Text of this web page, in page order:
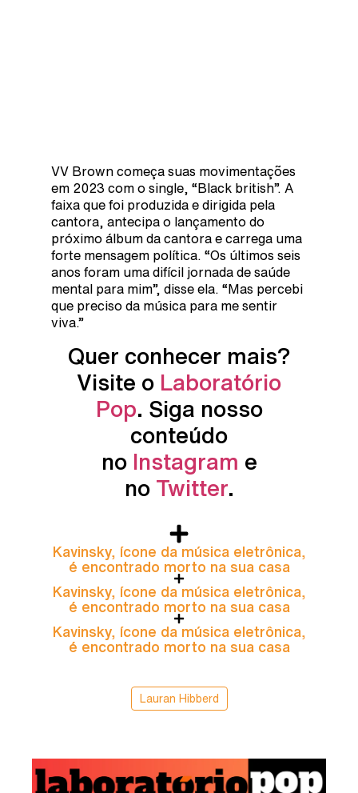
VV Brown começa suas movimentações
em 2023 com o single, “Black british”. A
faixa que foi produzida e dirigida pela
cantora, antecipa o lançamento do
próximo álbum da cantora e carrega uma
forte mensagem política. “Os últimos seis
anos foram uma difícil jornada de saúde
mental para mim”, disse ela. “Mas percebi
que preciso da música para me sentir
viva.”
Quer conhecer mais?
Visite o Laboratório
Pop. Siga nosso
conteúdo
no Instagram e
no Twitter.
Kavinsky, ícone da música eletrônica,
é encontrado morto na sua casa
Kavinsky, ícone da música eletrônica,
é encontrado morto na sua casa
Kavinsky, ícone da música eletrônica,
é encontrado morto na sua casa
Lauran Hibberd